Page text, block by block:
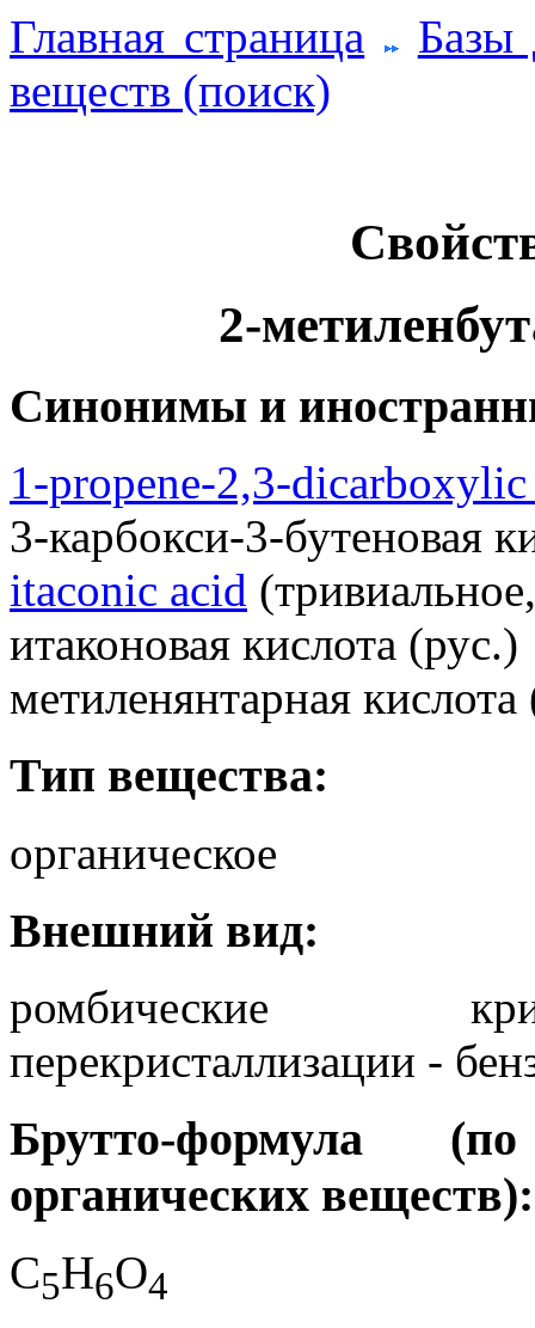
Главная страница
Базы
веществ (поиск)
2-
Синонимы и
1-propene-2,3-
3-карбокси-3-бутеновая
itaconic acid
итаконовая кислота (рус.)
метиленянтарная кислота
Тип вещества:
органическое
Внешний вид:
ромбические
перекристаллизации -
Брутто-формула
органических веществ):
C5H6O4